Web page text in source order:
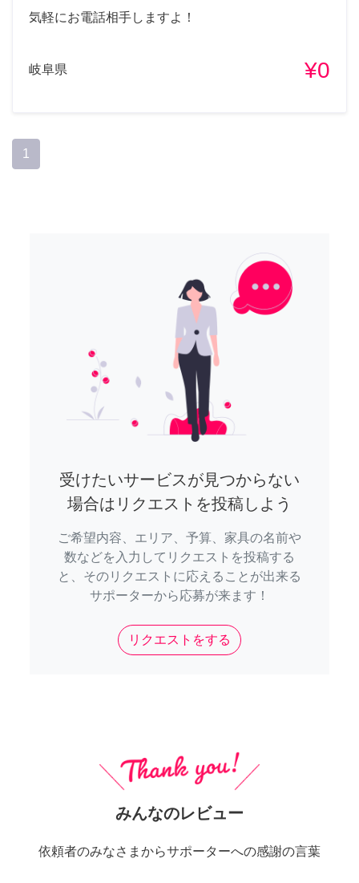
気軽にお電話相手しますよ！
岐阜県 ¥0
1
受けたいサービスが見つからない
場合はリクエストを投稿しよう
ご希望内容、エリア、予算、家具の名前や
数などを入力してリクエストを投稿する
と、そのリクエストに応えることが出来る
サポーターから応募が来ます！
リクエストをする
みんなのレビュー
依頼者のみなさまからサポーターへの感謝の言葉